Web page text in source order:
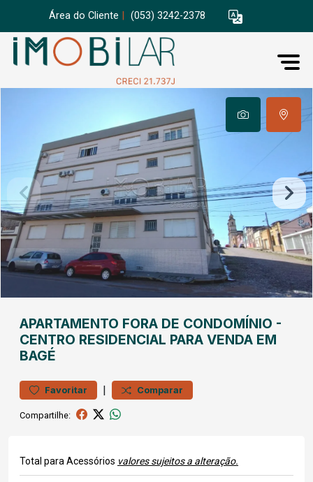
Área do Cliente (053) 3242-2378
APARTAMENTO FORA DE CONDOMÍNIO -
CENTRO RESIDENCIAL PARA VENDA EM
BAGÉ
Favoritar | Comparar
Compartilhe:
Total para Acessórios valores sujeitos a alteração.